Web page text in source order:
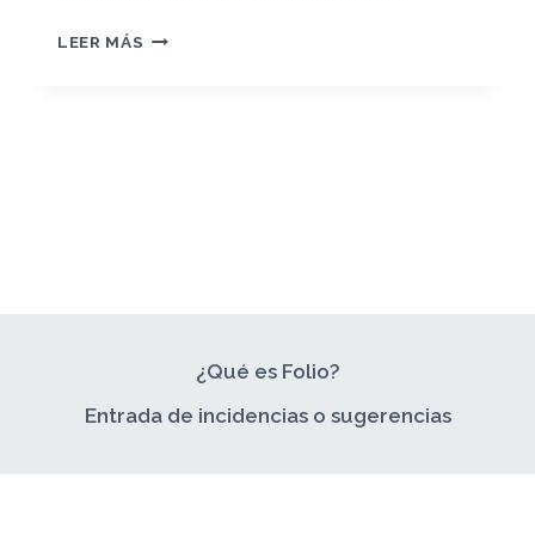
LEER MÁS RETO
¿Qué es Folio?
Entrada de incidencias o sugerencias